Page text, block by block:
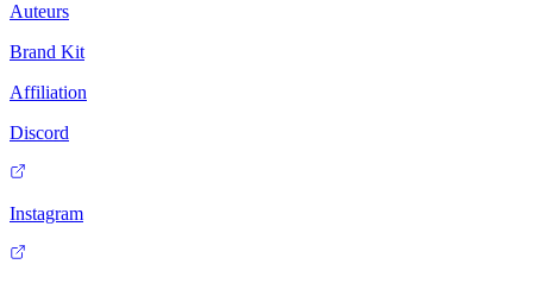
Auteurs
Brand Kit
Affiliation
Discord
Instagram